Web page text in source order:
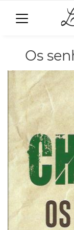
Os